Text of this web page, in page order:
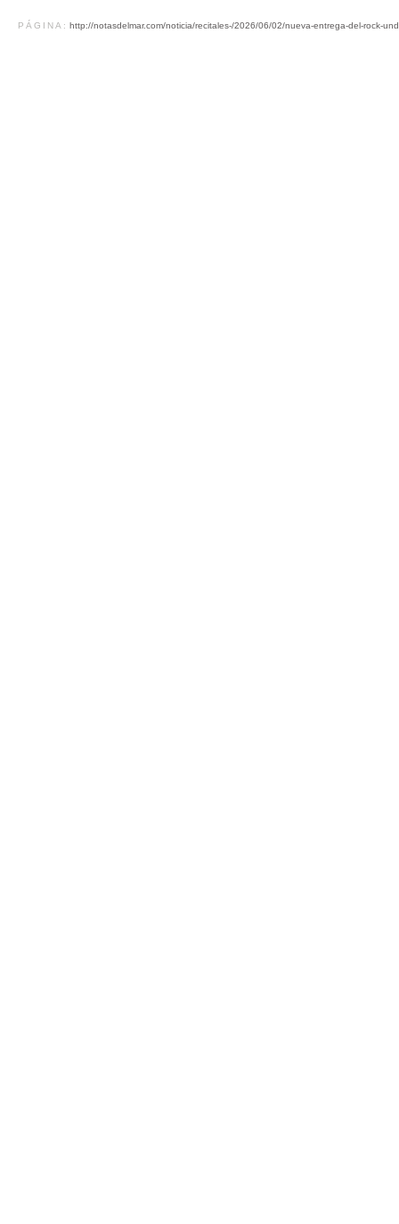
PÁGINA: http://notasdelmar.com/noticia/recitales-/2026/06/02/nueva-entrega-del-rock-